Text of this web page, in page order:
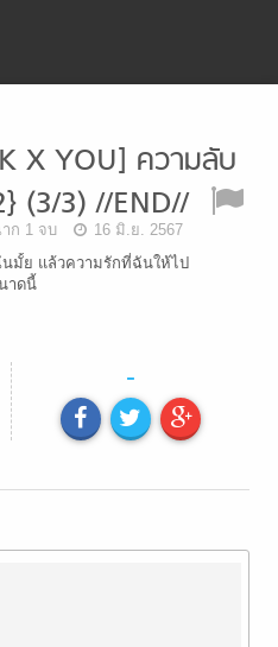
X YOU] ความลับ
(3/3) //END//
าก 1 จบ
16 มิ.ย. 2567
มั้ย แล้วความรักที่ฉันให้ไป
าดนี้
-